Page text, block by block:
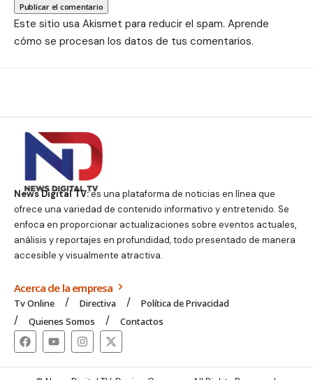
Este sitio usa Akismet para reducir el spam. Aprende
cómo se procesan los datos de tus comentarios.
News Digital TV:es una plataforma de noticias en línea que
ofrece una variedad de contenido informativo y entretenido. Se
enfoca en proporcionar actualizaciones sobre eventos actuales,
análisis y reportajes en profundidad, todo presentado de manera
accesible y visualmente atractiva.
Acerca de la empresa
Tv Online Directiva
Política de Privacidad
Quienes Somos
Contactos